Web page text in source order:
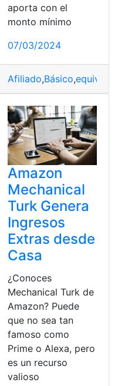
Generar,Ingresos
aporta con el
monto mínimo
07/03/2024
Afiliado,Básico,
Amazon
Mechanical
Turk Genera
Ingresos
Extras desde
Casa
¿Conoces
Mechanical Turk de
Amazon? Puede
que no sea tan
famoso como
Prime o Alexa, pero
es un recurso
valioso